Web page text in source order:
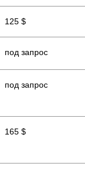
125 $
под запрос
под запрос
165 $